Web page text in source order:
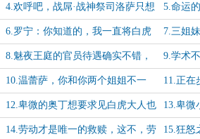
看你在炽蓝仙野干的这些狠活儿！ 组建自
4.欢呼吧，战屌·战神祭司洛萨只想
找到那把剑，然后砍死所有兽人！
5.命运
的缘分
6.罗宁：你知道的，我一直将白虎
大人视作我的义父并对它忠贞不二
7.三姐
虎之神
8.魅夜王庭的官员待遇确实不错，
还给配“私人信使”，女王真是厚道人
9.学术
狠制裁
10.温蕾萨，你和你两个姐姐不一
样，千万别把时间浪费在狩猎上
11.正在
到自己
12.卑微的奥丁想要求见白虎大人也
得提前预约
13.卑微
镖温蕾萨
14.劳动才是唯一的救赎，这不，劳 15.狂怒